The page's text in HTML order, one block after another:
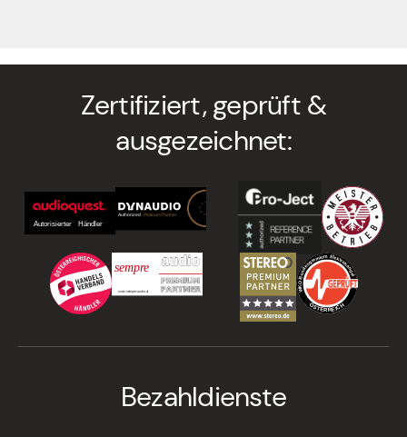
Zertifiziert, geprüft &
ausgezeichnet:
Bezahldienste